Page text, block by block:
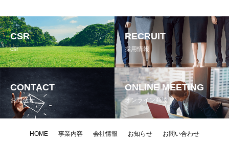
CSR
csr
RECRUIT
採用情報
CONTACT
お問合せ
ONLINE MEETING
オンライン商談
HOME 事業内容 会社情報 お知らせ お問い合わせ